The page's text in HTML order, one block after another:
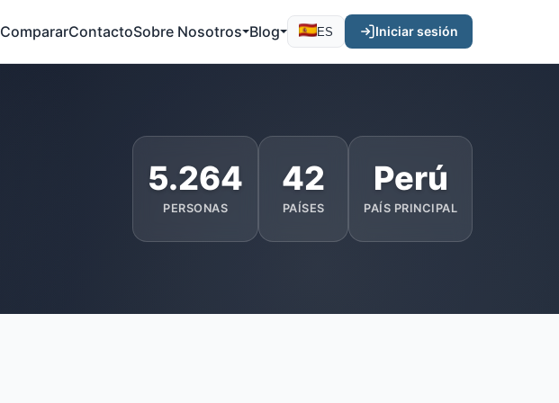
CompararContactoSobre Nosotros Blog ES Iniciar sesión
5.264
PERSONAS
42
PAÍSES
Perú
PAÍS PRINCIPAL